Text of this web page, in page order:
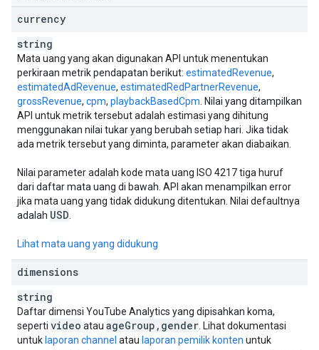
currency
string
Mata uang yang akan digunakan API untuk menentukan
perkiraan metrik pendapatan berikut: estimatedRevenue,
estimatedAdRevenue, estimatedRedPartnerRevenue,
grossRevenue, cpm, playbackBasedCpm . Nilai yang ditampilkan
API untuk metrik tersebut adalah estimasi yang dihitung
menggunakan nilai tukar yang berubah setiap hari. Jika tidak
ada metrik tersebut yang diminta, parameter akan diabaikan.
Nilai parameter adalah kode mata uang ISO 4217 tiga huruf
dari daftar mata uang di bawah. API akan menampilkan error
jika mata uang yang tidak didukung ditentukan. Nilai defaultnya
adalah USD
Lihat mata uang yang didukung
dimensions
string
Daftar dimensi YouTube Analytics yang dipisahkan koma,
seperti video atau ageGroup , gender . Lihat dokumentasi
untuk laporan channel atau laporan pemilik konten untuk